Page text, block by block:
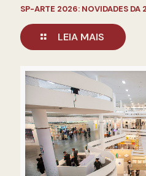
SP-ARTE 2026: NOVIDADES DA
LEIA MAIS